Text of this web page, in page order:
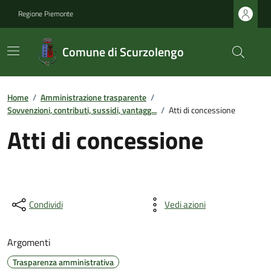
Regione Piemonte
Comune di Scurzolengo
Home / Amministrazione trasparente /
Sovvenzioni, contributi, sussidi, vantagg... / Atti di concessione
Atti di concessione
Condividi Vedi azioni
Argomenti
Trasparenza amministrativa